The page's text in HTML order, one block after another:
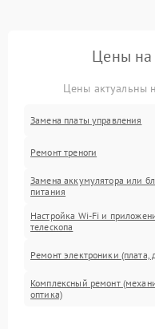
Цены на
Цены актуальны
Замена платы управления
Ремонт треноги
Замена аккумулятора или
питания
Настройка Wi-Fi и
телескопа
Ремонт электроники (плата,
Комплексный ремонт
оптика)